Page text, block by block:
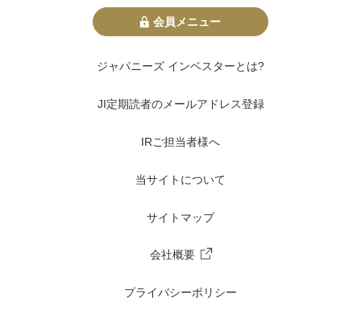
会員メニュー
ジャパニーズ インベスターとは?
JI定期読者のメールアドレス登録
IRご担当者様へ
当サイトについて
サイトマップ
会社概要
プライバシーポリシー